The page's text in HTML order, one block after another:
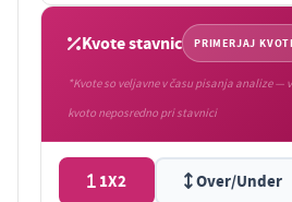
Kvote stavnic PRIMERJAJ
*Kvote so veljavne v času pisanja analize —
kvoto neposredno pri stavnici
1X2 Over/Under